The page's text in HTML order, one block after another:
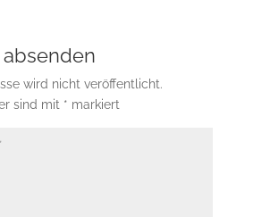
wird nicht veröffentlicht.
sind mit * markiert